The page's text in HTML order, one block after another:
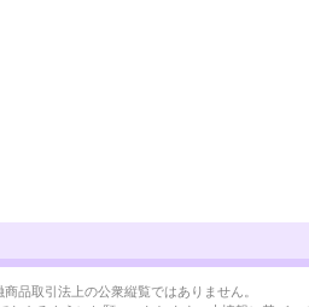
品取引法上の公衆縦覧ではありません。